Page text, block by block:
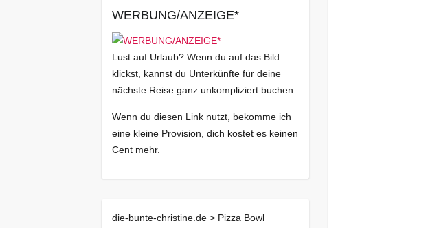
WERBUNG/ANZEIGE*
Lust auf Urlaub? Wenn du auf das Bild
klickst, kannst du Unterkünfte für deine
nächste Reise ganz unkompliziert buchen.
Wenn du diesen Link nutzt, bekomme ich
eine kleine Provision, dich kostet es keinen
Cent mehr.
die-bunte-christine.de > Pizza Bowl